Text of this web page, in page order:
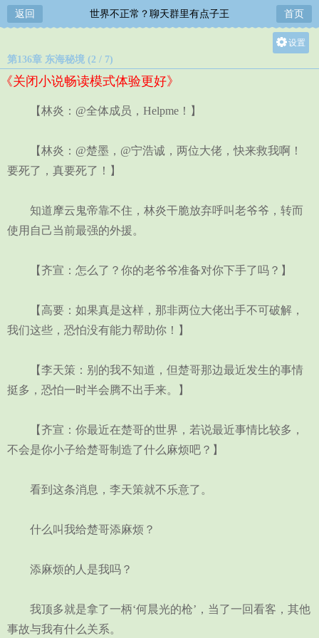
返回 世界不正常？聊天群里有点子王 首页
设置
第136章 东海秘境 (2 / 7)
《关闭小说畅读模式体验更好》
【林炎：@全体成员，Helpme！】
【林炎：@楚墨，@宁浩诚，两位大佬，快来救我啊！
要死了，真要死了！】
知道摩云鬼帝靠不住，林炎干脆放弃呼叫老爷爷，转而
使用自己当前最强的外援。
【齐宣：怎么了？你的老爷爷准备对你下手了吗？】
【高要：如果真是这样，那非两位大佬出手不可破解，
我们这些，恐怕没有能力帮助你！】
【李天策：别的我不知道，但楚哥那边最近发生的事情
挺多，恐怕一时半会腾不出手来。】
【齐宣：你最近在楚哥的世界，若说最近事情比较多，
不会是你小子给楚哥制造了什么麻烦吧？】
看到这条消息，李天策就不乐意了。
什么叫我给楚哥添麻烦？
添麻烦的人是我吗？
我顶多就是拿了一柄‘何晨光的枪’，当了一回看客，其他
事故与我有什么关系。